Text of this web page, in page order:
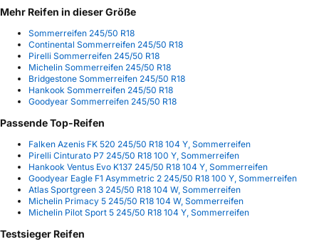
Mehr Reifen in dieser Größe
Sommerreifen 245/50 R18
Continental Sommerreifen 245/50 R18
Pirelli Sommerreifen 245/50 R18
Michelin Sommerreifen 245/50 R18
Bridgestone Sommerreifen 245/50 R18
Hankook Sommerreifen 245/50 R18
Goodyear Sommerreifen 245/50 R18
Passende Top-Reifen
Falken Azenis FK 520 245/50 R18 104 Y, Sommerreifen
Pirelli Cinturato P7 245/50 R18 100 Y, Sommerreifen
Hankook Ventus Evo K137 245/50 R18 104 Y, Sommerreifen
Goodyear Eagle F1 Asymmetric 2 245/50 R18 100 Y, Sommerreifen
Atlas Sportgreen 3 245/50 R18 104 W, Sommerreifen
Michelin Primacy 5 245/50 R18 104 W, Sommerreifen
Michelin Pilot Sport 5 245/50 R18 104 Y, Sommerreifen
Testsieger Reifen